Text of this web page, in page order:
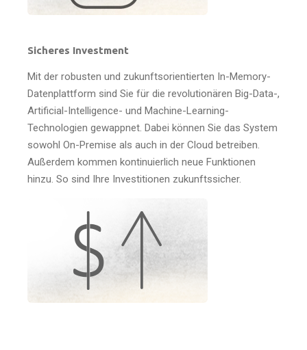
Sicheres Investment
Mit der robusten und zukunftsorientierten In-Memory-
Datenplattform sind Sie für die revolutionären Big-Data-,
Artificial-Intelligence- und Machine-Learning-
Technologien gewappnet. Dabei können Sie das System
sowohl On-Premise als auch in der Cloud betreiben.
Außerdem kommen kontinuierlich neue Funktionen
hinzu. So sind Ihre Investitionen zukunftssicher.